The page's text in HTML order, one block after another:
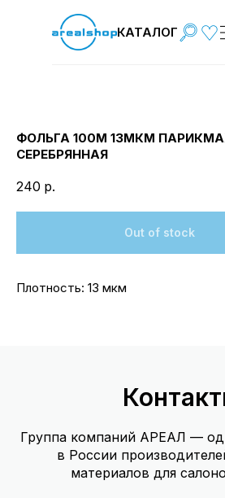
КАТАЛОГ
ФОЛЬГА 100М 13МКМ
СЕРЕБРЯННАЯ
240 р.
Out of stock
Плотность: 13 мкм
Группа компаний АРЕАЛ —
в России
материалов для